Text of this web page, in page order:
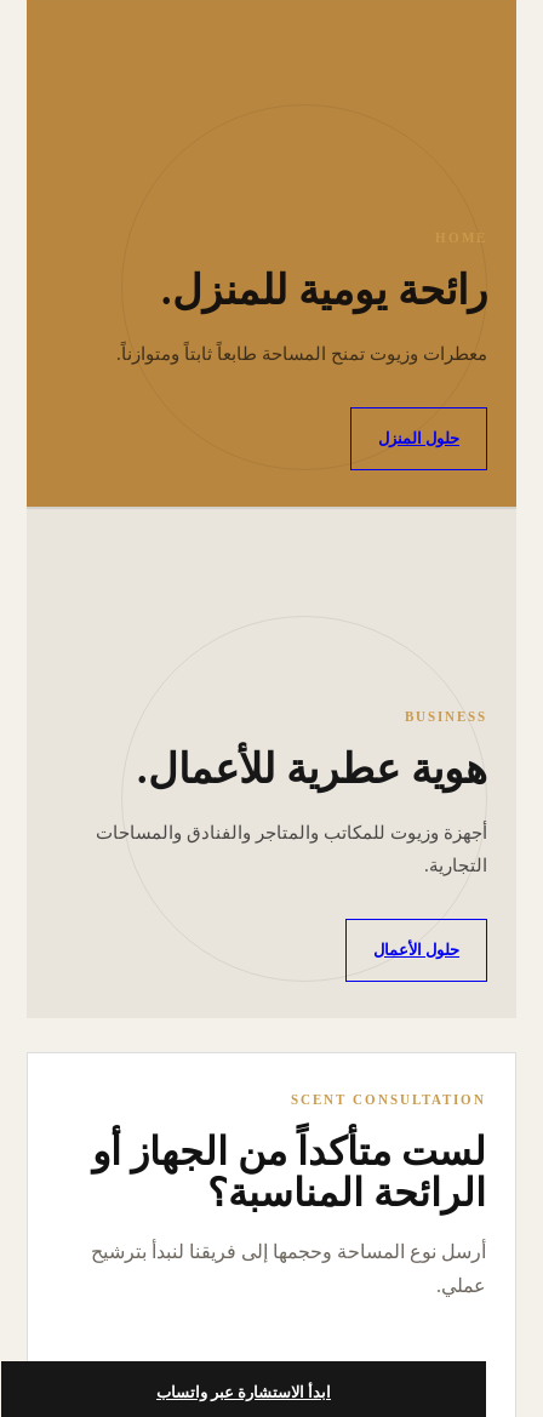
HOME
رائحة يومية للمنزل.
معطرات وزيوت تمنح المساحة طابعاً ثابتاً ومتوازناً.
حلول المنزل
BUSINESS
هوية عطرية للأعمال.
أجهزة وزيوت للمكاتب والمتاجر والفنادق والمساحات
التجارية.
حلول الأعمال
SCENT CONSULTATION
لست متأكداً من الجهاز أو
الرائحة المناسبة؟
أرسل نوع المساحة وحجمها إلى فريقنا لنبدأ بترشيح
عملي.
ابدأ الاستشارة عبر واتساب